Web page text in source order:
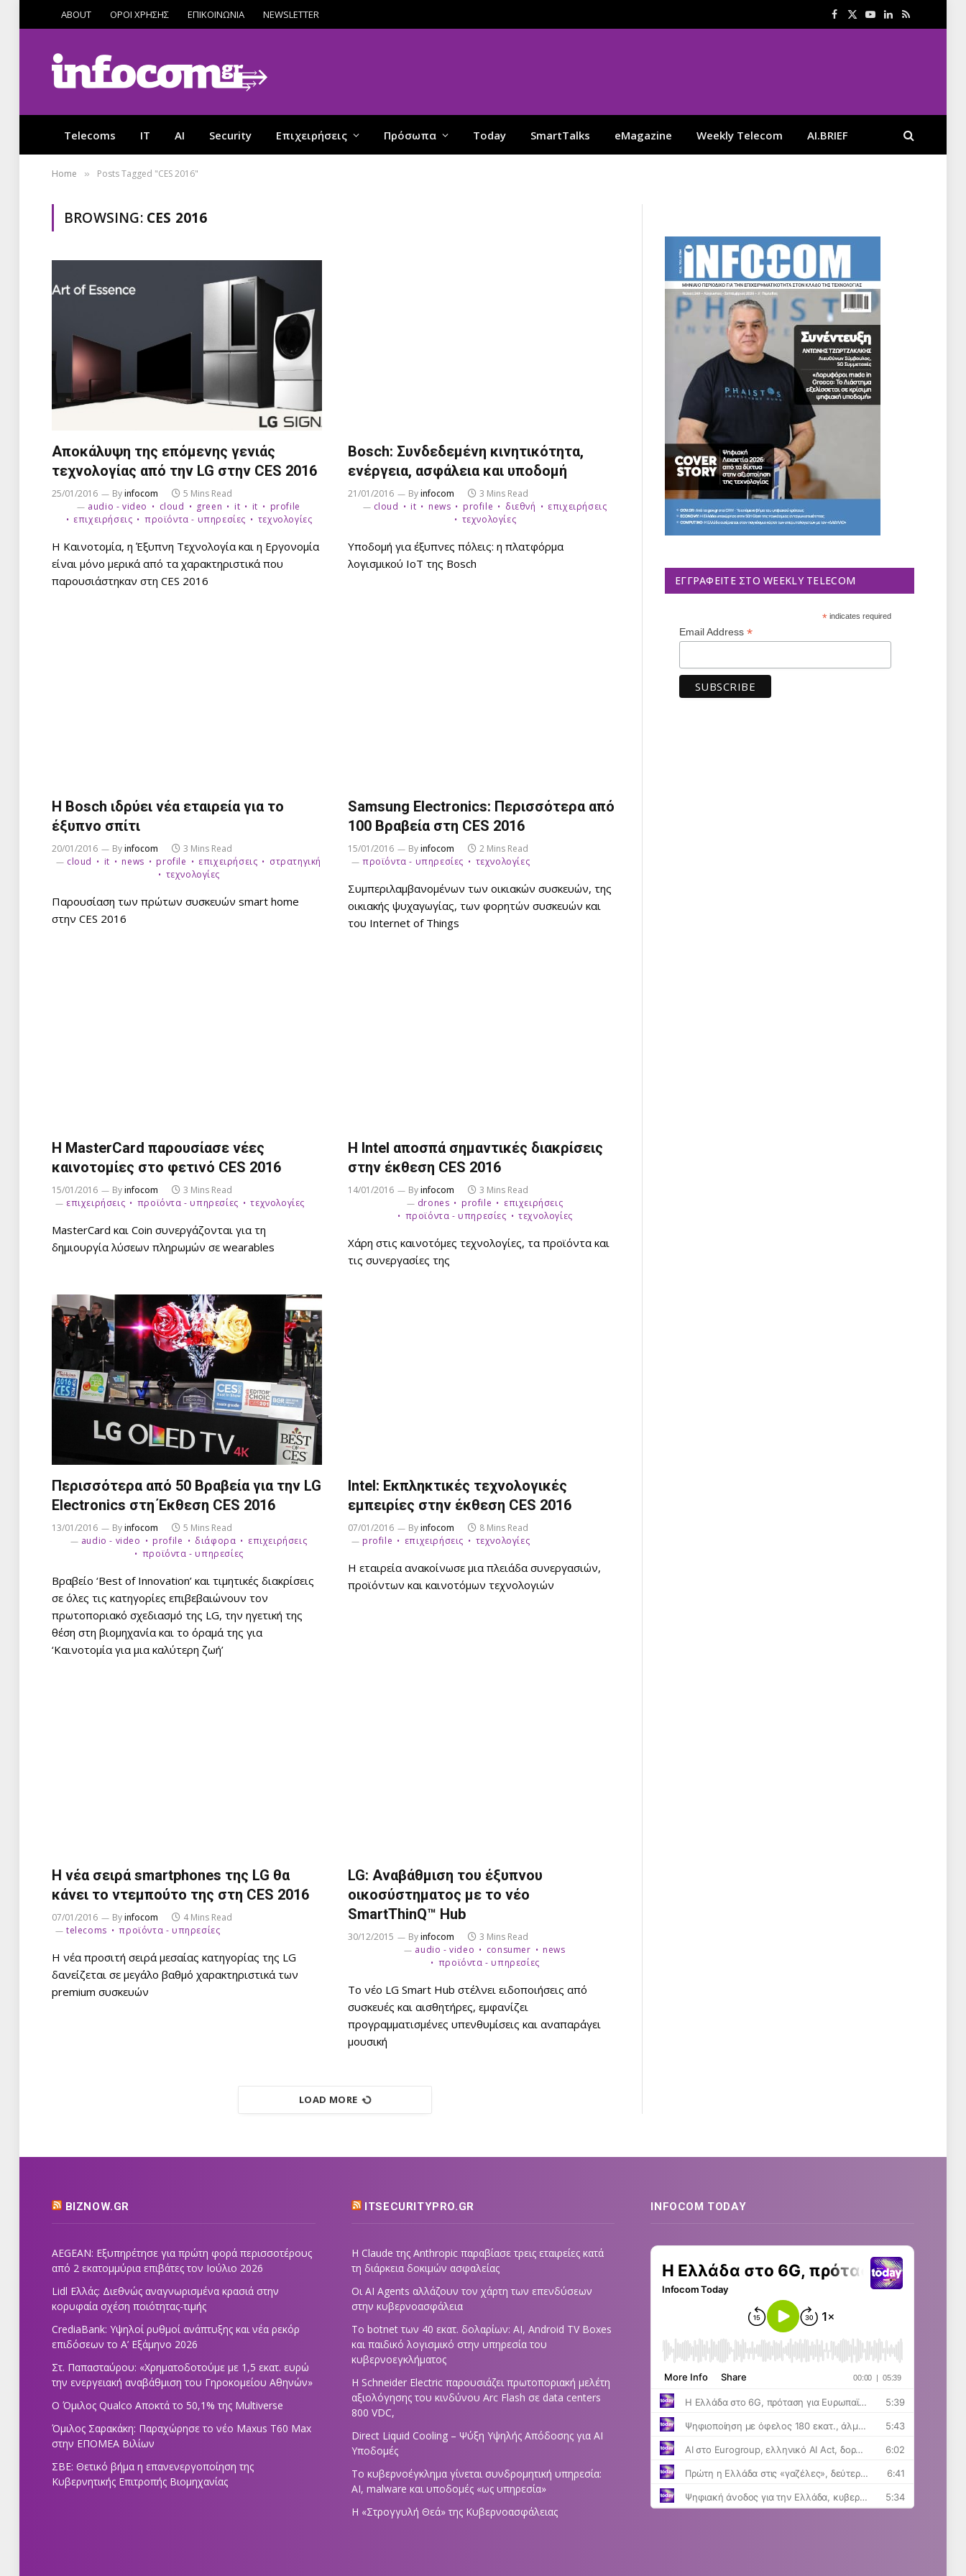
ABOUT ΟΡΟΙ ΧΡΗΣΗΣ ΕΠΙΚΟΙΝΩΝΙΑ NEWSLETTER Facebook
X
YouTube
LinkedIn
RSS
Telecoms IT AI Security Επιχειρήσεις Πρόσωπα Today SmartTalks eMagazine Weekly Telecom AI.BRIEF
Home » Posts Tagged "CES 2016"
BROWSING: CES 2016
Αποκάλυψη της επόμενης γενιάς
τεχνολογίας από την LG στην CES 2016
25/01/2016 Byinfocom
5 Mins Read
audio - video
cloud green it it
profile
επιχειρήσεις
προϊόντα - υπηρεσίες τεχνολογίες
Η Καινοτομία, η Έξυπνη Τεχνολογία και η Εργονομία
είναι μόνο μερικά από τα χαρακτηριστικά που
παρουσιάστηκαν στη CES 2016
Bosch: Συνδεδεμένη κινητικότητα,
ενέργεια, ασφάλεια και υποδομή
21/01/2016 Byinfocom
3 Mins Read
cloud
it news profile διεθνή
επιχειρήσεις
τεχνολογίες
Υποδομή για έξυπνες πόλεις: η πλατφόρμα
λογισμικού IoT της Bosch
Η Bosch ιδρύει νέα εταιρεία για το
έξυπνο σπίτι
20/01/2016 Byinfocom
3 Mins Read
cloud
it news profile επιχειρήσεις
στρατηγική
τεχνολογίες
Παρουσίαση των πρώτων συσκευών smart home
στην CES 2016
Samsung Electronics: Περισσότερα από
100 Βραβεία στη CES 2016
15/01/2016 Byinfocom
2 Mins Read
προϊόντα - υπηρεσίες
τεχνολογίες
Συμπεριλαμβανομένων των οικιακών συσκευών, της
οικιακής ψυχαγωγίας, των φορητών συσκευών και
του Internet of Things
Η MasterCard παρουσίασε νέες
καινοτομίες στο φετινό CES 2016
15/01/2016 Byinfocom
3 Mins Read
επιχειρήσεις
προϊόντα - υπηρεσίες τεχνολογίες
MasterCard και Coin συνεργάζονται για τη
δημιουργία λύσεων πληρωμών σε wearables
H Intel αποσπά σημαντικές διακρίσεις
στην έκθεση CES 2016
14/01/2016 Byinfocom
3 Mins Read
drones
profile
επιχειρήσεις
προϊόντα - υπηρεσίες
τεχνολογίες
Χάρη στις καινοτόμες τεχνολογίες, τα προϊόντα και
τις συνεργασίες της
Περισσότερα από 50 Βραβεία για την LG
Electronics στη Έκθεση CES 2016
13/01/2016 Byinfocom
5 Mins Read
audio - video
profile διάφορα
επιχειρήσεις
προϊόντα - υπηρεσίες
Βραβείο ‘Best of Innovation’ και τιμητικές διακρίσεις
σε όλες τις κατηγορίες επιβεβαιώνουν τον
πρωτοποριακό σχεδιασμό της LG, την ηγετική της
θέση στη βιομηχανία και το όραμά της για
‘Καινοτομία για μια καλύτερη ζωή’
Intel: Εκπληκτικές τεχνολογικές
εμπειρίες στην έκθεση CES 2016
07/01/2016 Byinfocom
8 Mins Read
profile
επιχειρήσεις τεχνολογίες
Η εταιρεία ανακοίνωσε μια πλειάδα συνεργασιών,
προϊόντων και καινοτόμων τεχνολογιών
Η νέα σειρά smartphones της LG θα
κάνει το ντεμπούτο της στη CES 2016
07/01/2016 Byinfocom
4 Mins Read
telecoms
προϊόντα - υπηρεσίες
Η νέα προσιτή σειρά μεσαίας κατηγορίας της LG
δανείζεται σε μεγάλο βαθμό χαρακτηριστικά των
premium συσκευών
LG: Αναβάθμιση του έξυπνου
οικοσύστηματος με το νέο
SmartThinQ™ Hub
30/12/2015 Byinfocom
3 Mins Read
audio - video
consumer
news
προϊόντα - υπηρεσίες
Το νέο LG Smart Hub στέλνει ειδοποιήσεις από
συσκευές και αισθητήρες, εμφανίζει
προγραμματισμένες υπενθυμίσεις και αναπαράγει
μουσική
LOAD MORE
ΕΓΓΡΑΦΕΊΤΕ ΣΤΟ WEEKLY TELECOM
*indicates required
Email Address *
BIZNOW.GR
AEGEAN: Εξυπηρέτησε για πρώτη φορά περισσοτέρους
από 2 εκατομμύρια επιβάτες τον Ιούλιο 2026
Lidl Ελλάς: Διεθνώς αναγνωρισμένα κρασιά στην
κορυφαία σχέση ποιότητας-τιμής
CrediaBank: Υψηλοί ρυθμοί ανάπτυξης και νέα ρεκόρ
επιδόσεων το Α’ Εξάμηνο 2026
Στ. Παπασταύρου: «Χρηματοδοτούμε με 1,5 εκατ. ευρώ
την ενεργειακή αναβάθμιση του Γηροκομείου Αθηνών»
Ο Όμιλος Qualco Αποκτά το 50,1% της Multiverse
Όμιλος Σαρακάκη: Παραχώρησε το νέο Maxus T60 Max
στην ΕΠΟΜΕΑ Βιλίων
ΣΒΕ: Θετικό βήμα η επανενεργοποίηση της
Κυβερνητικής Επιτροπής Βιομηχανίας
ITSECURITYPRO.GR
Η Claude της Anthropic παραβίασε τρεις εταιρείες κατά
τη διάρκεια δοκιμών ασφαλείας
Οι AI Agents αλλάζουν τον χάρτη των επενδύσεων
στην κυβερνοασφάλεια
Το botnet των 40 εκατ. δολαρίων: AI, Android TV Boxes
και παιδικό λογισμικό στην υπηρεσία του
κυβερνοεγκλήματος
Η Schneider Electric παρουσιάζει πρωτοποριακή μελέτη
αξιολόγησης του κινδύνου Arc Flash σε data centers
800 VDC,
Direct Liquid Cooling – Ψύξη Υψηλής Απόδοσης για AI
Υποδομές
Το κυβερνοέγκλημα γίνεται συνδρομητική υπηρεσία:
AI, malware και υποδομές «ως υπηρεσία»
Η «Στρογγυλή Θεά» της Κυβερνοασφάλειας
INFOCOM TODAY